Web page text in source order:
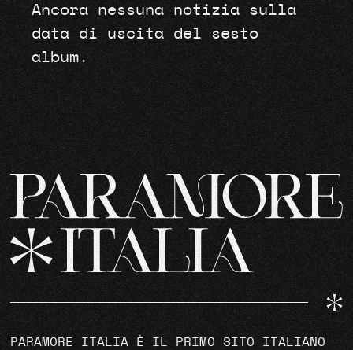
Ancora nessuna notizia sulla
data di uscita del sesto
album.
PARAMORE ITALIA È IL PRIMO SITO ITALIANO